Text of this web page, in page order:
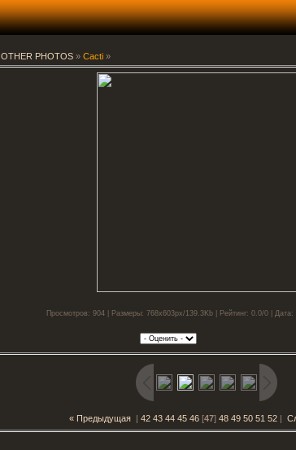
OTHER PHOTOS» Cacti»
Просмотров: 904 | Размеры: 768x603px/139.3Kb | Рейтинг: 0.0/0 | Дата:
« Предыдущая| 42 43 44 45 46[47] 48 49 50 51 52|